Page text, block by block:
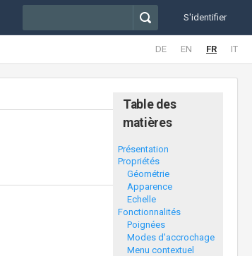
S'identifier
DE EN FR IT
Table des
matières
Présentation
Propriétés
Géométrie
Apparence
Echelle
Fonctionnalités
Poignées
Modes d'accrochage
Menu contextuel